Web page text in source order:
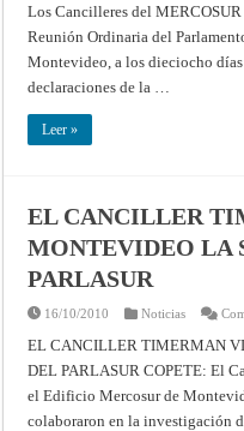
Los Cancilleres del
Reunión Ordinaria del
Montevideo, a los dieciocho
declaraciones de la …
Leer »
EL CANCILLER
MONTEVIDEO LA
PARLASUR
16/10/2010 Noticias
EL CANCILLER TIMERMAN
DEL PARLASUR COPETE: El
el Edificio Mercosur de
colaboraron en la investigación